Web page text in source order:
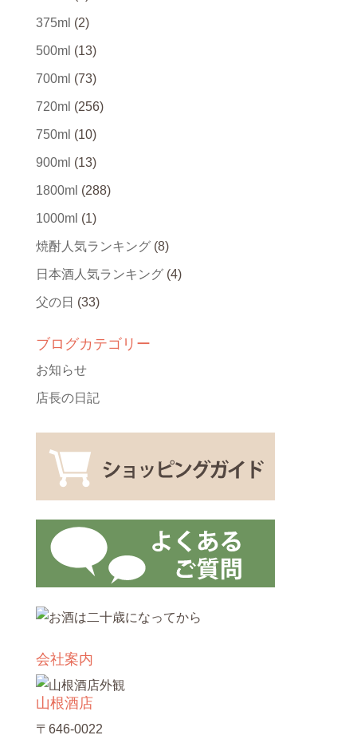
375ml (2)
500ml (13)
700ml (73)
720ml (256)
750ml (10)
900ml (13)
1800ml (288)
1000ml (1)
焼酎人気ランキング (8)
日本酒人気ランキング (4)
父の日 (33)
ブログカテゴリー
お知らせ
店長の日記
会社案内
山根酒店
〒646-0022